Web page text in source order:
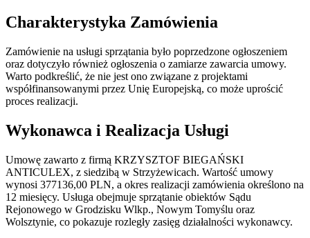
Charakterystyka Zamówienia
Zamówienie na usługi sprzątania było poprzedzone ogłoszeniem
oraz dotyczyło również ogłoszenia o zamiarze zawarcia umowy.
Warto podkreślić, że nie jest ono związane z projektami
współfinansowanymi przez Unię Europejską, co może uprościć
proces realizacji.
Wykonawca i Realizacja Usługi
Umowę zawarto z firmą KRZYSZTOF BIEGAŃSKI
ANTICULEX, z siedzibą w Strzyżewicach. Wartość umowy
wynosi 377136,00 PLN, a okres realizacji zamówienia określono na
12 miesięcy. Usługa obejmuje sprzątanie obiektów Sądu
Rejonowego w Grodzisku Wlkp., Nowym Tomyślu oraz
Wolsztynie, co pokazuje rozległy zasięg działalności wykonawcy.